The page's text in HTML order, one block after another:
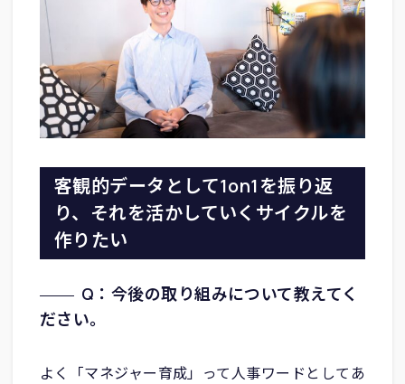
客観的データとして1on1を振り返
り、それを活かしていくサイクルを
作りたい
Q：今後の取り組みについて教えてく
ださい。
よく「マネジャー育成」って人事ワードとしてあ